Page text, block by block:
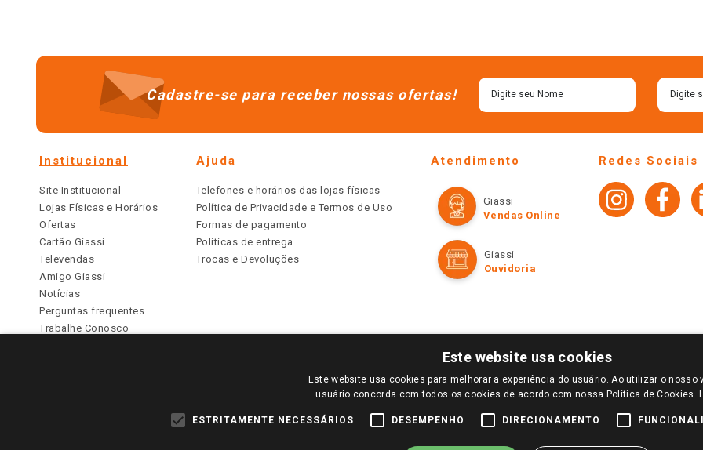
Cadastre-se para receber nossas ofertas!
Institucional
Site Institucional
Lojas Físicas e Horários
Ofertas
Cartão Giassi
Televendas
Amigo Giassi
Notícias
Perguntas frequentes
Trabalhe Conosco
Ajuda
Telefones e horários das lojas físicas
Política de Privacidade e Termos de Uso
Formas de pagamento
Políticas de entrega
Trocas e Devoluções
Atendimento
Giassi
Vendas Online
Giassi
Ouvidoria
Redes Sociais
PARA VER OS PREÇOS DA SUA REGIÃO, FAÇA LOGIN E SELECIONE A LOJA DE SUA PREFERÊNCIA. SOMENTE APÓS O LOGIN, OS PREÇOS
TODOS OS PREÇOS E CONDIÇÕES COMERCIAIS DESTE SITE SÃO VÁLIDOS APENAS PARA COMPRAS REALIZADAS NO GIASSI.COM.BR E NA LOJA
DE BUSCAS.
Este website usa cookies
Este website usa cookies para melhorar a experiência do usuário. Ao utilizar o nosso
usuário concorda com todos os cookies de acordo com nossa Política de Cookies.
ESTRITAMENTE NECESSÁRIOS DESEMPENHO DIRECIONAMENTO